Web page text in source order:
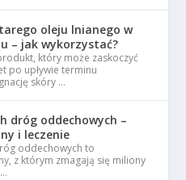
oleju lnianego w
– jak wykorzystać?
który może zaskoczyć
po upływie terminu
skóry …
dróg oddechowych –
i leczenie
oddechowych to
z którym zmagają się miliony